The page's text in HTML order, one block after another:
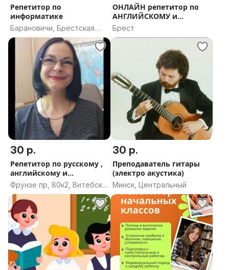
Репетитор по
информатике
Барановичи, Брестская
область
ОНЛАЙН репетитор по
АНГЛИЙСКОМУ и
ФРАНЦУЗСКОМУ
Брест
30 р.
Репетитор по русскому ,
английскому и
математике
Фрунзе пр, 80к2, Витебск,
Витебская область
30 р.
Преподаватель гитары
(электро акустика)
Минск, Центральный